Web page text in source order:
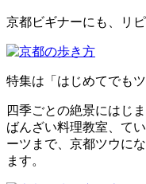
京都ビギナーにも、リ
特集は「はじめてでも
四季ごとの絶景にはじ
ばんざい料理教室、て
ーツまで、京都ツウに
ます。